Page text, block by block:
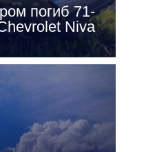
погиб 71-
Niva